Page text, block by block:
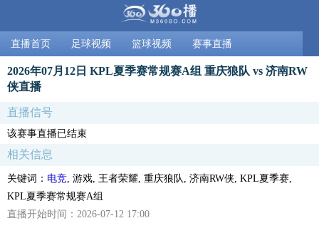
直播首页 足球视频 篮球视频 赛事直播
2026年07月12日 KPL夏季赛常规赛A组 重庆狼队 vs 济南RW
侠直播
直播信号
该赛事直播已结束
相关信息
关键词： 电竞 , 游戏, 王者荣耀, 重庆狼队, 济南RW侠, KPL夏季赛,
KPL夏季赛常规赛A组
直播开始时间：2026-07-12 17:00